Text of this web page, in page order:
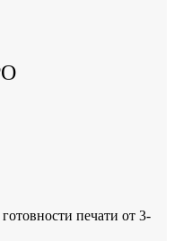
печати от 3-